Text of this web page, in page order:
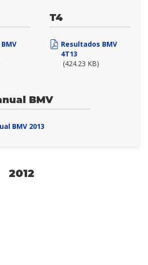
T4
Resultados BMV
4T13
(424.23 KB)
BMV
BMV 2013
2012